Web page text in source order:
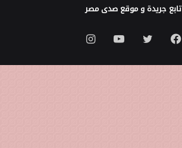
تابع جريدة و موقع صدى مصر
فيسبوك تويتر يوتيوبانستقرام